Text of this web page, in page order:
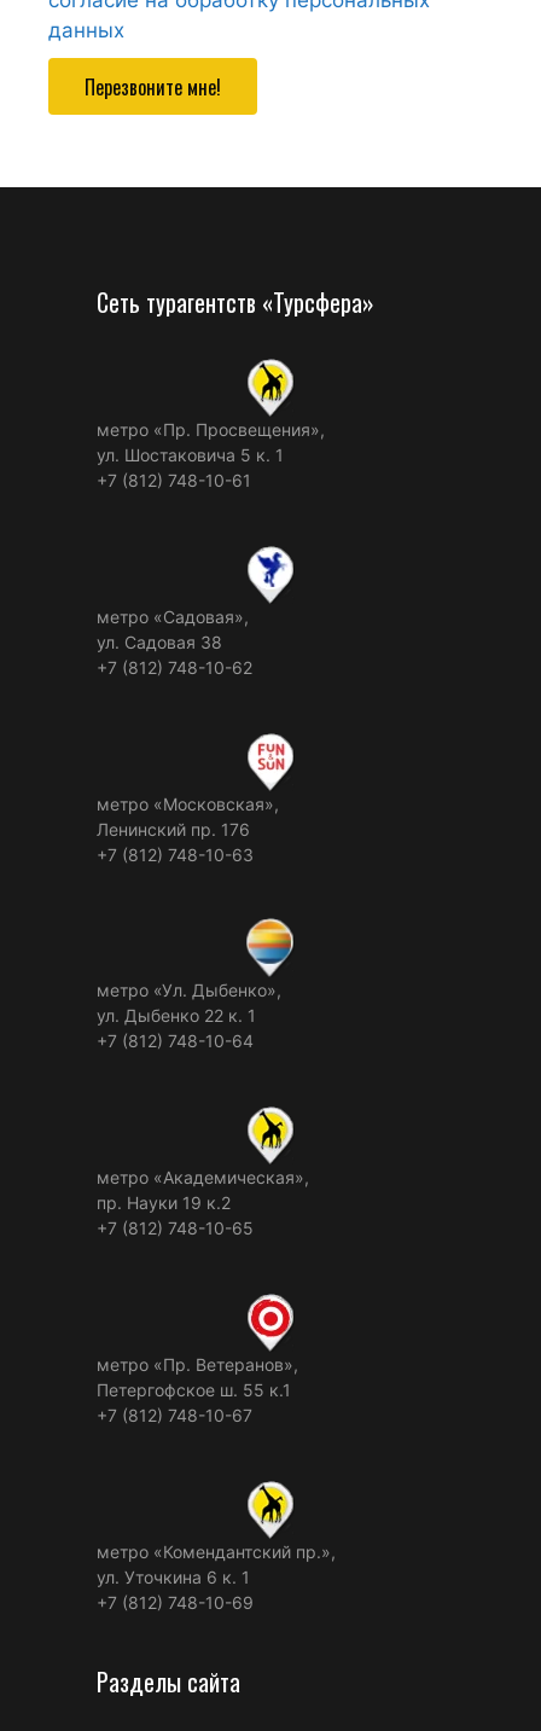
данных
Перезвоните мне!
Сеть турагентств «Турсфера»
метро «Пр. Просвещения»,
ул. Шостаковича 5 к. 1
+7 (812) 748-10-61
метро «Садовая»,
ул. Садовая 38
+7 (812) 748-10-62
метро «Московская»,
Ленинский пр. 176
+7 (812) 748-10-63
метро «Ул. Дыбенко»,
ул. Дыбенко 22 к. 1
+7 (812) 748-10-64
метро «Академическая»,
пр. Науки 19 к.2
+7 (812) 748-10-65
метро «Пр. Ветеранов»,
Петергофское ш. 55 к.1
+7 (812) 748-10-67
метро «Комендантский пр.»,
ул. Уточкина 6 к. 1
+7 (812) 748-10-69
Разделы сайта